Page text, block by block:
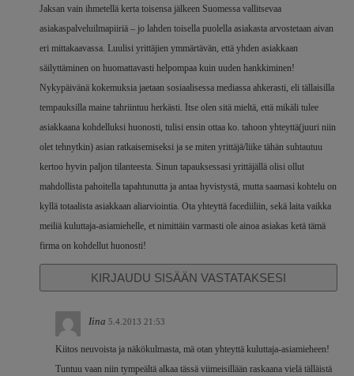
Jaksan vain ihmetellä kerta toisensa jälkeen Suomessa vallitsevaa
asiakaspalveluilmapiiriä – jo lahden toisella puolella asiakasta arvostetaan aivan
eri mittakaavassa. Luulisi yrittäjien ymmärtävän, että yhden asiakkaan
säilyttäminen on huomattavasti helpompaa kuin uuden hankkiminen!
Nykypäivänä kokemuksia jaetaan sosiaalisessa mediassa ahkerasti, eli tällaisilla
tempauksilla maine tahriintuu herkästi. Itse olen sitä mieltä, että mikäli tulee
asiakkaana kohdelluksi huonosti, tulisi ensin ottaa ko. tahoon yhteyttä(juuri niin
olet tehnytkin) asian ratkaisemiseksi ja se miten yrittäjä/liike tähän suhtautuu
kertoo hyvin paljon tilanteesta. Sinun tapauksessasi yrittäjällä olisi ollut
mahdollista pahoitella tapahtunutta ja antaa hyvistystä, mutta saamasi kohtelu on
kyllä totaalista asiakkaan aliarviointia. Ota yhteyttä facediiliin, sekä laita vaikka
meiliä kuluttaja-asiamiehelle, et nimittäin varmasti ole ainoa asiakas ketä tämä
firma on kohdellut huonosti!
KIRJAUDU SISÄÄN VASTATAKSESI
Iina 5.4.2013 21:53
Kiitos neuvoista ja näkökulmasta, mä otan yhteyttä kuluttaja-asiamieheen!
Tuntuu vaan niin tympeältä alkaa tässä viimeisillään raskaana vielä tälläistä